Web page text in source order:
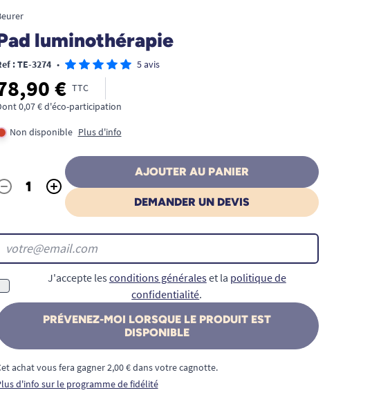
luminothérapie
: TE-3274 • 5 avis
€ TTC
0,07 € d'éco-participation
Non disponible Plus d'info
- +
AJOUTER AU PANIER
DEMANDER UN DEVIS
J'accepte les conditions généraleset la politique de
confidentialité.
PRÉVENEZ-MOI LORSQUE LE PRODUIT EST
DISPONIBLE
achat vous fera gagner 2,00 € dans votre cagnotte.
d'info sur le programme de fidélité